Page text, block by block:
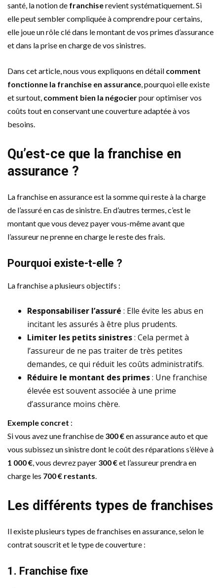
santé, la notion de franchiserevient systématiquement. Si
elle peut sembler compliquée à comprendre pour certains,
elle joue un rôle clé dans le montant de vos primes d’assurance
et dans la prise en charge de vos sinistres.
Dans cet article, nous vous expliquons en détail comment
fonctionne la franchise en assurance, pourquoi elle existe
et surtout, comment bien la négocierpour optimiser vos
coûts tout en conservant une couverture adaptée à vos
besoins.
Qu’est-ce que la franchise en
assurance ?
La franchise en assurance est la somme qui reste à la charge
de l’assuré en cas de sinistre. En d’autres termes, c’est le
montant que vous devez payer vous-même avant que
l’assureur ne prenne en charge le reste des frais.
Pourquoi existe-t-elle ?
La franchise a plusieurs objectifs :
Responsabiliser l’assuré : Elle évite les abus en
incitant les assurés à être plus prudents.
Limiter les petits sinistres: Cela permet à
l’assureur de ne pas traiter de très petites
demandes, ce qui réduit les coûts administratifs.
Réduire le montant des primes: Une franchise
élevée est souvent associée à une prime
d’assurance moins chère.
Exemple concret :
Si vous avez une franchise de 300 €en assurance auto et que
vous subissez un sinistre dont le coût des réparations s’élève à
1 000 €, vous devrez payer 300 €et l’assureur prendra en
charge les 700 € restants.
Les différents types de franchises
Il existe plusieurs types de franchises en assurance, selon le
contrat souscrit et le type de couverture :
1. Franchise fixe